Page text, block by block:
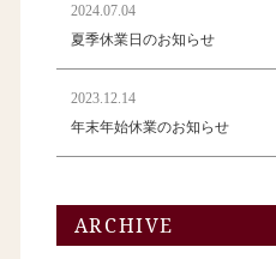
2024.07.04
夏季休業日のお知らせ
2023.12.14
年末年始休業のお知らせ
ARCHIVE